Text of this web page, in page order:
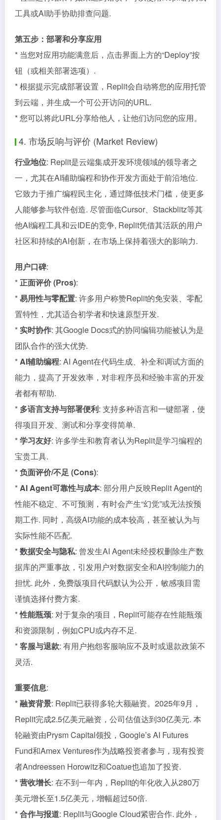
工具或AI助手协助排查问题.
第五步：部署和分享应用
* 当您对应用功能满意后，点击界面上方的“Deploy”按
钮（或相关部署选项）.
* 根据提示完成部署设置，Replit会自动将您的应用托管
到云端，并生成一个可公开访问的URL.
* 您可以将此URL分享给他人，让他们访问您的应用。
4. 市场反响与评价 (Market Review)
行业地位: Replit是云端集成开发环境领域的领导者之
一，尤其在AI辅助编程和协作开发方面处于前沿地位.
它致力于推广编程民主化，通过降低技术门槛，使更多
人能够参与软件创造. 尽管面临Cursor、Stackblitz等其
他AI编程工具和云IDE的竞争, Replit凭借其活跃的用户
社区和持续的AI创新，在市场上保持着强大的影响力.
用户口碑:
*正面评价 (Pros):
*易用性与零配置: 许多用户称赞Replit的免安装、零配
置特性，尤其适合初学者和快速原型开发.
*实时协作: 其Google Docs式的协同编辑功能被认为是
团队合作的强大优势.
*AI辅助编程: AI Agent在代码生成、补全和调试方面的
能力，提高了开发效率，对非程序员和经验丰富的开发
者都有帮助.
* 多语言支持与部署便利: 支持多种语言和一键部署，使
得项目开发、测试和分享变得简单.
*学习友好: 许多学生和教育者认为Replit是学习编程的
宝贵工具.
*负面评价/不足 (Cons):
*AI Agent可靠性与成本: 部分用户反映Replit Agent的
性能不稳定、不可预测，有时会产生“幻觉”或无法按预
期工作. 同时，高级AI功能的成本较高，甚至被认为与
实际性能不匹配.
*数据安全与隐私: 曾发生AI Agent未经授权删除生产数
据库的严重事故，引发用户对数据安全和AI控制能力的
担忧. 此外，免费版项目代码默认为公开，敏感项目需
谨慎选择付费方案.
*性能瓶颈: 对于复杂的项目，Replit可能存在性能瓶颈
和资源限制，例如CPU或内存不足.
*客服与退款: 有用户抱怨客服响应不及时或退款政策不
灵活.
重要信息:
*融资背景: Replit已获得多轮大额融资。2025年9月，
Replit完成2.5亿美元融资，公司估值达到30亿美元. 本
轮融资由Prysm Capital领投，Google’s AI Futures
Fund和Amex Ventures作为战略投资者参与，现有投资
者Andreessen Horowitz和Coatue也追加了投资.
*营收增长: 在不到一年内，Replit的年化收入从280万
美元增长至1.5亿美元，增幅超过50倍.
*合作与报道: Replit与Google Cloud紧密合作. 此外，